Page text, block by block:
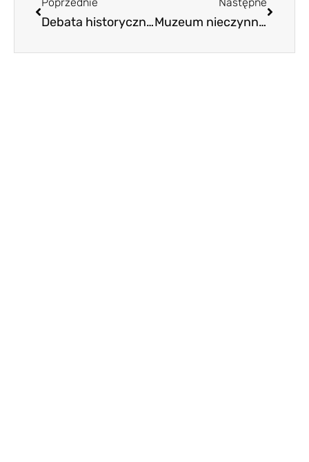
Debata historyczno – militarna w Muzeum Wojska Polskiego Muzeum nieczynne w dniach 24 – 25 lutego 2026 r.